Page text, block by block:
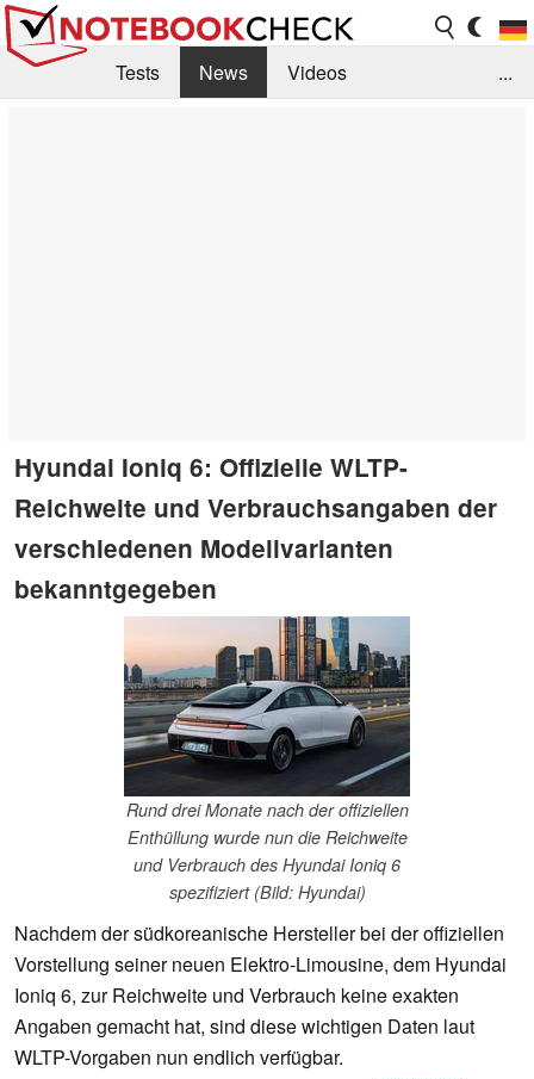
Tests News
Videos
...
Hyundai Ioniq 6: Offizielle WLTP-
Reichweite und Verbrauchsangaben der
verschiedenen Modellvarianten
bekanntgegeben
Rund drei Monate nach der offiziellen
Enthüllung wurde nun die Reichweite
und Verbrauch des Hyundai Ioniq 6
spezifiziert (Bild: Hyundai)
Nachdem der südkoreanische Hersteller bei der offiziellen
Vorstellung seiner neuen Elektro-Limousine, dem Hyundai
Ioniq 6, zur Reichweite und Verbrauch keine exakten
Angaben gemacht hat, sind diese wichtigen Daten laut
WLTP-Vorgaben nun endlich verfügbar.